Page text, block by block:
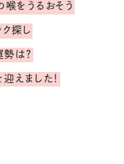
喉をうるおそう
探し
は？
えました！